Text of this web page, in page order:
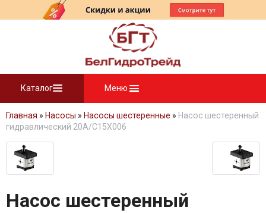
Каталог Меню
Главная » Насосы » Насосы шестеренные » Насос шестеренный
гидравлический 20A/C15X006
Насос шестеренный